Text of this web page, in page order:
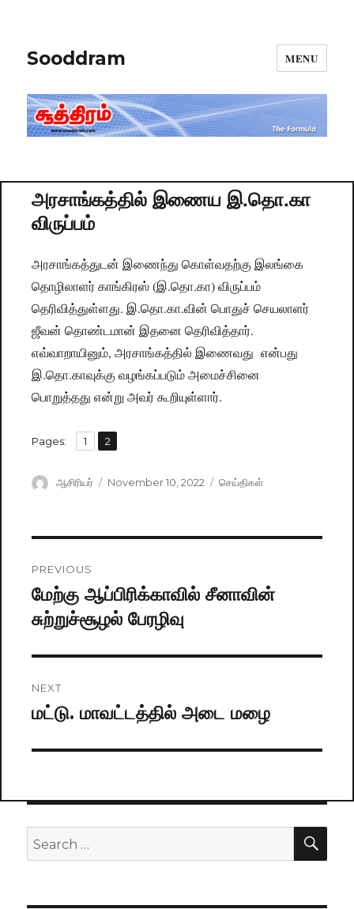
Sooddram MENU
அரசாங்கத்தில் இணைய இ.தொ.கா
விருப்பம்
அரசாங்கத்துடன் இணைந்து கொள்வதற்கு இலங்கை
தொழிலாளர் காங்கிரஸ் (இ.தொ.கா) விருப்பம்
தெரிவித்துள்ளது. இ.தொ.கா.வின் பொதுச் செயலாளர்
ஜீவன் தொண்டமான் இதனை தெரிவித்தார்.
எவ்வாறாயினும், அரசாங்கத்தில் இணைவது என்பது
இ.தொ.காவுக்கு வழங்கப்படும் அமைச்சினை
பொறுத்தது என்று அவர் கூறியுள்ளார்.
Pages: Page
1 ,
Page
2
Author
ஆசிரியர்
Posted
November 10, 2022 Categories
செய்திகள்
navigation
PREVIOUS
Previous
post:
மேற்கு ஆப்பிரிக்காவில் சீனாவின்
சுற்றுச்சூழல் பேரழிவு
NEXT
Next
மட்டு. மாவட்டத்தில் அடை மழை
Search
for: